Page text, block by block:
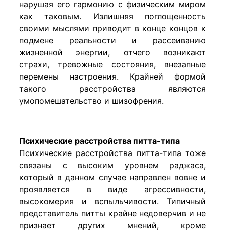
нарушая его гармонию с физическим миром
как таковым. Излишняя поглощенность
своими мыслями приводит в конце концов к
подмене реальности и рассеиванию
жизненной энергии, отчего возникают
страхи, тревожные состояния, внезапные
перемены настроения. Крайней формой
такого расстройства являются
умопомешательство и шизофрения.
Психические расстройства питта-типа
Психические расстройства питта-типа тоже
связаны с высоким уровнем раджаса,
который в данном случае направлен вовне и
проявляется в виде агрессивности,
высокомерия и вспыльчивости. Типичный
представитель питты крайне недоверчив и не
признает других мнений, кроме